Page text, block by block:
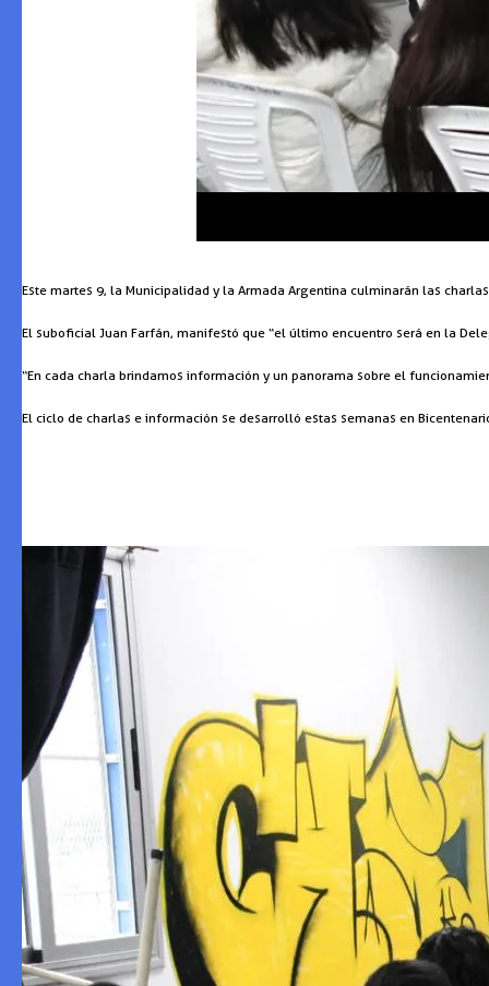
Este martes 9, la Municipalidad y la Armada Argentina culminarán las
El suboficial Juan Farfán, manifestó que “el último encuentro será en la
“En cada charla brindamos información y un panorama sobre el
El ciclo de charlas e información se desarrolló estas semanas en